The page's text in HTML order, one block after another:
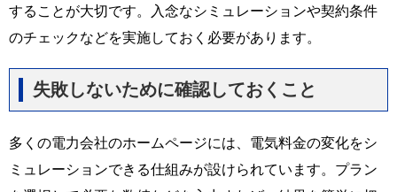
することが大切です。入念なシミュレーションや契約条件
のチェックなどを実施しておく必要があります。
失敗しないために確認しておくこと
多くの電力会社のホームページには、電気料金の変化をシ
ミュレーションできる仕組みが設けられています。プラン